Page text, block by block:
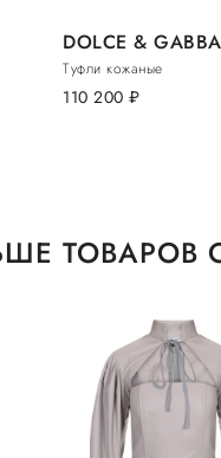
DOLCE &
Туфли кожаные
110 200 руб.
ТОВАРОВ